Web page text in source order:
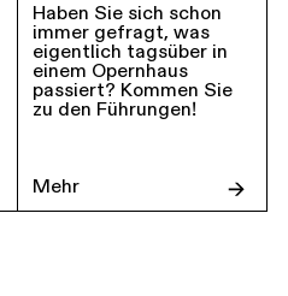
Haben Sie sich schon
immer gefragt, was
eigentlich tagsüber in
einem Opernhaus
passiert? Kommen Sie
zu den Führungen!
Mehr